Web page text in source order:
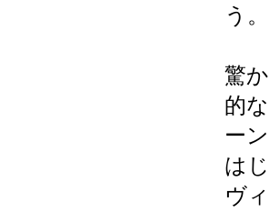
う。
驚
的
ー
は
ヴ